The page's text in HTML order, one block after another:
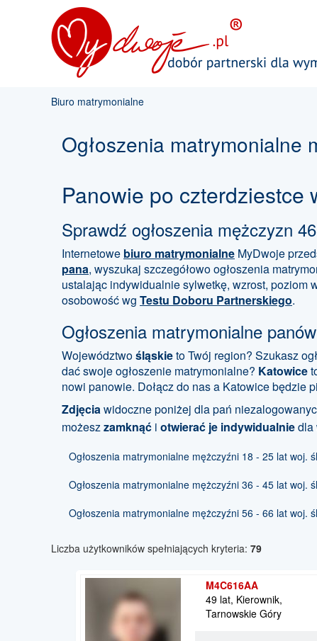
Biuro matrymonialne
Ogłoszenia matrymonialne
Panowie po czterdziestce
Sprawdź ogłoszenia mężczyzn
Internetowe biuro matrymonialne MyDwoje
pana, wyszukaj szczegółowo ogłoszenia
ustalając indywidualnie sylwetkę, wzrost, poziom
osobowość wg Testu Doboru Partnerskiego.
Ogłoszenia matrymonialne
Województwośląskieto Twój region? Szukasz
dać swoje ogłoszenie matrymonialne? Katowice
nowi panowie. Dołącz do nas a Katowice będzie
Zdjęciawidoczne poniżej dla pań
możeszzamknąć i otwierać je indywidualniedla
Ogłoszenia matrymonialne mężczyźni 18 - 25 lat woj.
Ogłoszenia matrymonialne mężczyźni 36 - 45 lat woj.
Ogłoszenia matrymonialne mężczyźni 56 - 66 lat woj.
Liczba użytkowników spełniających kryteria: 79
M4C616AA
49 lat, Kierownik,
Tarnowskie Góry